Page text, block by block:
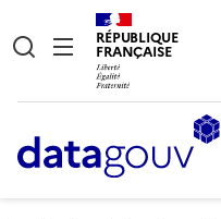
RÉPUBLIQUE
FRANÇAISE